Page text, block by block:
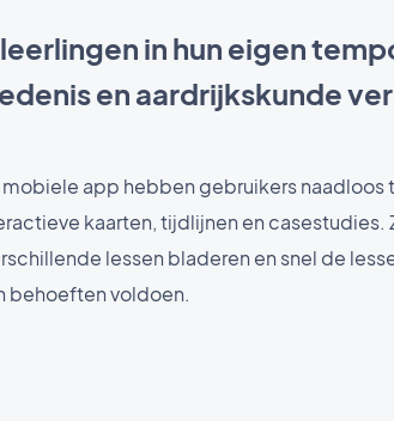
in hun eigen
en aardrijkskunde
mobiele app hebben gebruikers
kaarten, tijdlijnen en casestudies.
lessen bladeren en snel de
behoeften voldoen.